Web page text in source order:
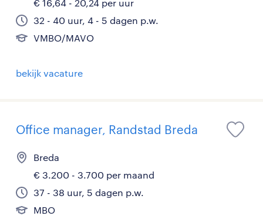
€ 16,64 - 20,24 per uur
32 - 40 uur, 4 - 5 dagen p.w.
VMBO/MAVO
bekijk vacature
Office manager, Randstad Breda
Breda
€ 3.200 - 3.700 per maand
37 - 38 uur, 5 dagen p.w.
MBO